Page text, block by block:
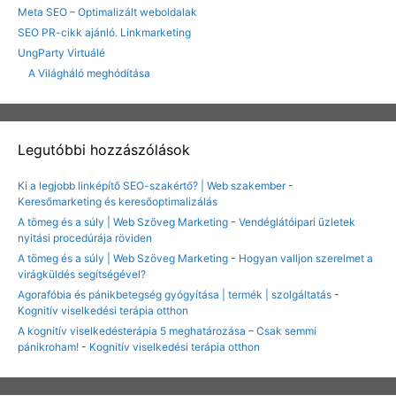
Meta SEO – Optimalizált weboldalak
SEO PR-cikk ajánló. Linkmarketing
UngParty Virtuálé
A Világháló meghódítása
Legutóbbi hozzászólások
Ki a legjobb linképítő SEO-szakértő? | Web szakember-
Keresőmarketing és keresőoptimalizálás
A tömeg és a súly | Web Szöveg Marketing - Vendéglátóipari üzletek
nyitási procedúrája röviden
A tömeg és a súly | Web Szöveg Marketing - Hogyan valljon szerelmet a
virágküldés segítségével?
Agorafóbia és pánikbetegség gyógyítása | termék | szolgáltatás -
Kognitív viselkedési terápia otthon
A kognitív viselkedésterápia 5 meghatározása – Csak semmi
pánikroham! - Kognitív viselkedési terápia otthon